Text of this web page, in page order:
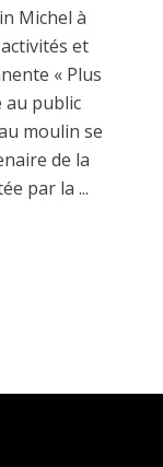
Michel à
et
« Plus
au public
moulin se
de la
par la ...